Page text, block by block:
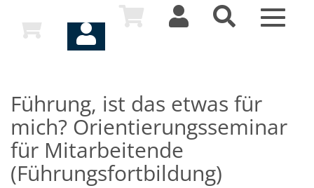
Toggle
Führung, ist das etwas für
mich? Orientierungsseminar
für Mitarbeitende
(Führungsfortbildung)